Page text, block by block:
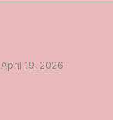
April 19, 2026